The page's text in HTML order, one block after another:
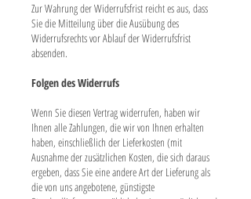
Zur Wahrung der Widerrufsfrist reicht es aus, dass
Sie die Mitteilung über die Ausübung des
Widerrufsrechts vor Ablauf der Widerrufsfrist
absenden.
Folgen des Widerrufs
Wenn Sie diesen Vertrag widerrufen, haben wir
Ihnen alle Zahlungen, die wir von Ihnen erhalten
haben, einschließlich der Lieferkosten (mit
Ausnahme der zusätzlichen Kosten, die sich daraus
ergeben, dass Sie eine andere Art der Lieferung als
die von uns angebotene, günstigste